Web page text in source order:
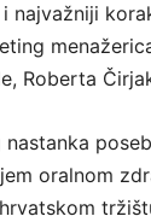
najvažniji
Roberta
nastanka
oralnom